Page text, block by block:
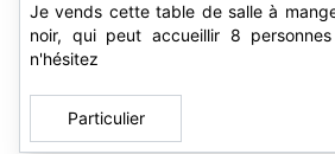
Je vends cette table de salle à
noir, qui peut accueillir 8
n'hésitez
Particulier